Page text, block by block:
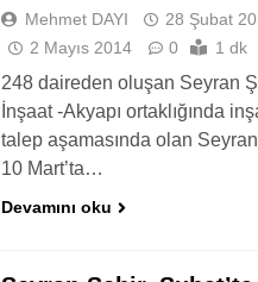
Mehmet DAYI
28 Şubat
2 Mayıs 2014
0 1 dk
248 daireden oluşan Seyran
İnşaat -Akyapı ortaklığında
talep aşamasında olan
10 Mart’ta…
Devamını oku